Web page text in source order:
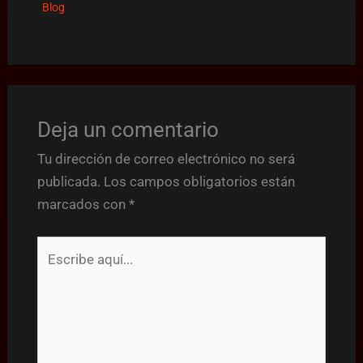
Blog
Deja un comentario
Tu dirección de correo electrónico no será
publicada. Los campos obligatorios están
marcados con *
aquí...